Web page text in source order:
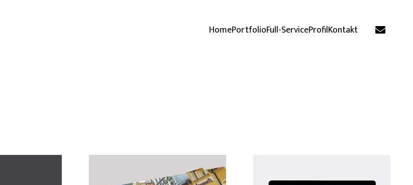
HomePortfolioFull-ServiceProfilKontakt